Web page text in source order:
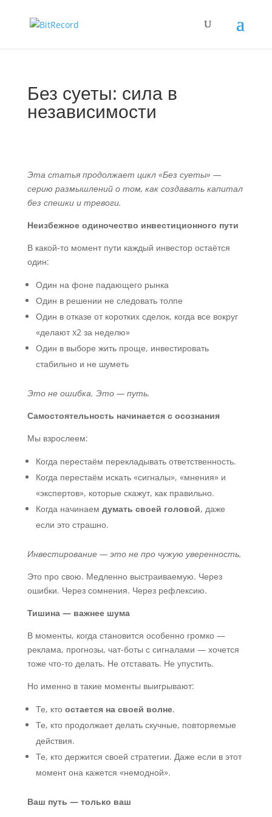
Без суеты: сила в
независимости
Эта статья продолжает цикл «Без суеты» —
серию размышлений о том, как создавать капитал
без спешки и тревоги.
Неизбежное одиночество инвестиционного пути
В какой-то момент пути каждый инвестор остаётся
один:
Один на фоне падающего рынка
Один в решении не следовать толпе
Один в отказе от коротких сделок, когда все вокруг
«делают x2 за неделю»
Один в выборе жить проще, инвестировать
стабильно и не шуметь
Это не ошибка. Это — путь.
Самостоятельность начинается с осознания
Мы взрослеем:
Когда перестаём перекладывать ответственность.
Когда перестаём искать «сигналы», «мнения» и
«экспертов», которые скажут, как правильно.
Когда начинаем думать своей головой, даже
если это страшно.
Инвестирование — это не про чужую уверенность.
Это про свою. Медленно выстраиваемую. Через
ошибки. Через сомнения. Через рефлексию.
Тишина — важнее шума
В моменты, когда становится особенно громко —
реклама, прогнозы, чат-боты с сигналами — хочется
тоже что-то делать. Не отставать. Не упустить.
Но именно в такие моменты выигрывают:
Те, кто остается на своей волне.
Те, кто продолжает делать скучные, повторяемые
действия.
Те, кто держится своей стратегии. Даже если в этот
момент она кажется «немодной».
Ваш путь — только ваш